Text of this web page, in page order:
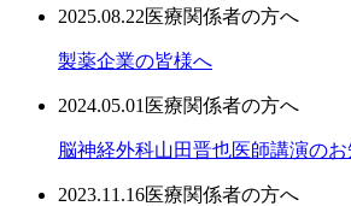
2025.08.22医療関係者の方へ
製薬企業の皆様へ
2024.05.01 医療関係者の方へ
脳神経外科山田晋也医師講演の
2023.11.16医療関係者の方へ